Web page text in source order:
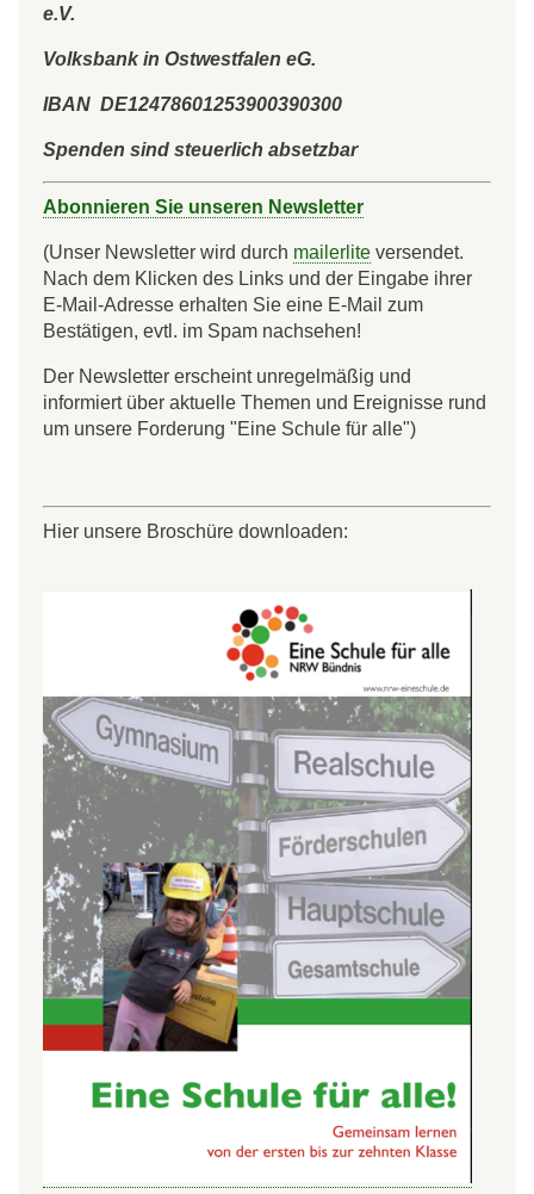
e.V.
Volksbank in Ostwestfalen eG.
IBAN DE12478601253900390300
Spenden sind steuerlich absetzbar
Abonnieren Sie unseren Newsletter
(Unser Newsletter wird durch mailerlite versendet.
Nach dem Klicken des Links und der Eingabe ihrer
E-Mail-Adresse erhalten Sie eine E-Mail zum
Bestätigen, evtl. im Spam nachsehen!
Der Newsletter erscheint unregelmäßig und
informiert über aktuelle Themen und Ereignisse rund
um unsere Forderung "Eine Schule für alle")
Hier unsere Broschüre downloaden: